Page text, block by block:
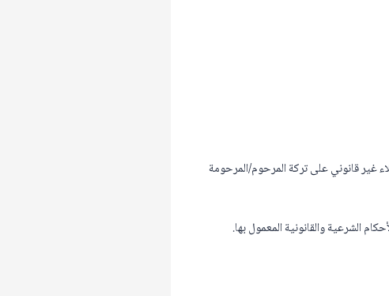
غير قانوني على تركة المرحوم/المرحومة
الشرعية والقانونية المعمول بها.